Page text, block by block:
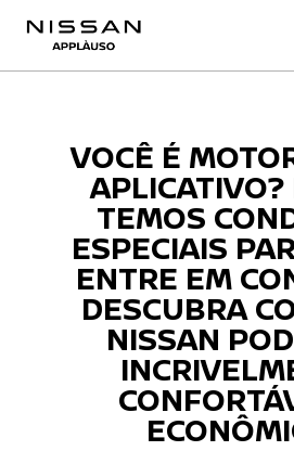
VOCÊ É
APLICATIVO?
TEMOS
ESPECIAIS
ENTRE EM
DESCUBRA
NISSAN